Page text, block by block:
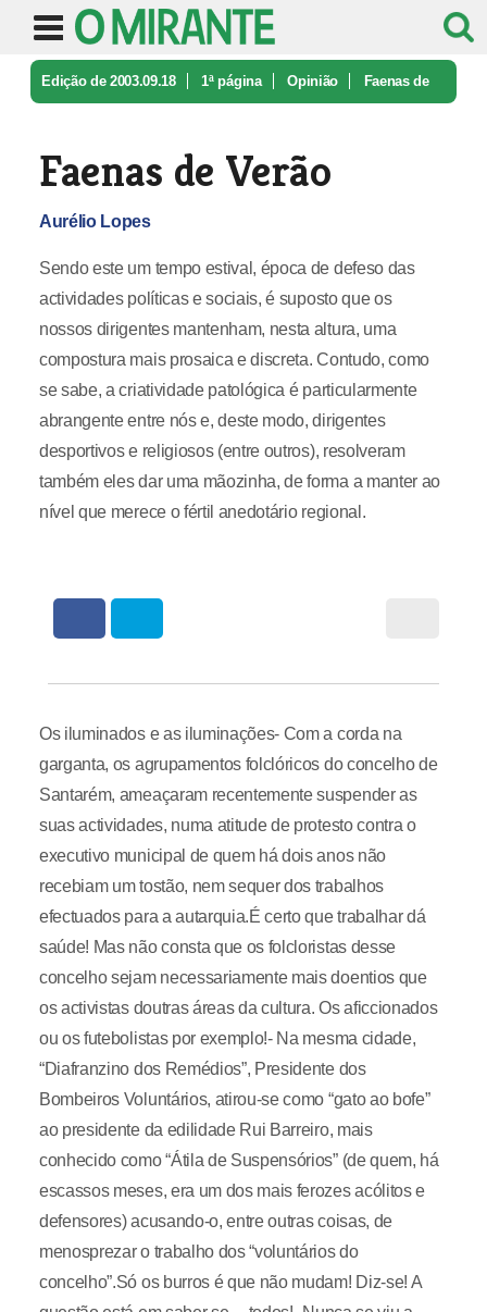
Edição de 2003.09.18 1ª página Opinião Faenas de
Faenas de Verão
Aurélio Lopes
Sendo este um tempo estival, época de defeso das
actividades políticas e sociais, é suposto que os
nossos dirigentes mantenham, nesta altura, uma
compostura mais prosaica e discreta. Contudo, como
se sabe, a criatividade patológica é particularmente
abrangente entre nós e, deste modo, dirigentes
desportivos e religiosos (entre outros), resolveram
também eles dar uma mãozinha, de forma a manter ao
nível que merece o fértil anedotário regional.
Os iluminados e as iluminações- Com a corda na
garganta, os agrupamentos folclóricos do concelho de
Santarém, ameaçaram recentemente suspender as
suas actividades, numa atitude de protesto contra o
executivo municipal de quem há dois anos não
recebiam um tostão, nem sequer dos trabalhos
efectuados para a autarquia.É certo que trabalhar dá
saúde! Mas não consta que os folcloristas desse
concelho sejam necessariamente mais doentios que
os activistas doutras áreas da cultura. Os aficcionados
ou os futebolistas por exemplo!- Na mesma cidade,
“Diafranzino dos Remédios”, Presidente dos
Bombeiros Voluntários, atirou-se como “gato ao bofe”
ao presidente da edilidade Rui Barreiro, mais
conhecido como “Átila de Suspensórios” (de quem, há
escassos meses, era um dos mais ferozes acólitos e
defensores) acusando-o, entre outras coisas, de
menosprezar o trabalho dos “voluntários do
concelho”.Só os burros é que não mudam! Diz-se! A